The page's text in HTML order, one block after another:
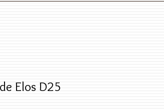
Elos D25